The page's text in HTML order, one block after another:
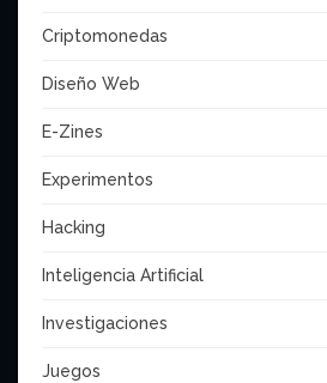
Criptomonedas
Diseño Web
E-Zines
Experimentos
Hacking
Inteligencia Artificial
Investigaciones
Juegos